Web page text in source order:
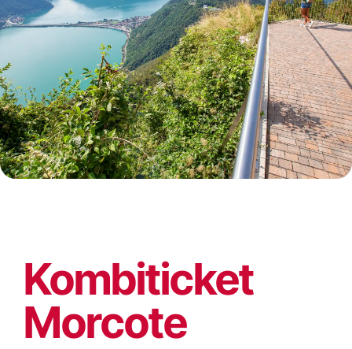
Kombiticket
Morcote